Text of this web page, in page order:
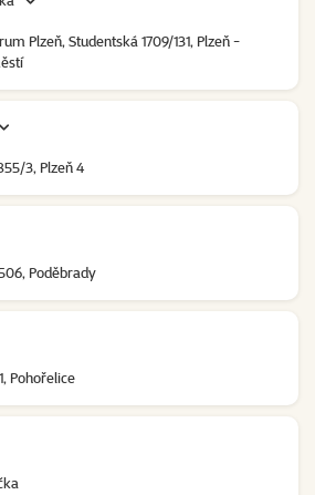
Plzeň, Studentská 1709/131, Plzeň -
3, Plzeň 4
Poděbrady
Pohořelice